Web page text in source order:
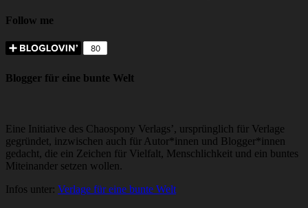
Follow me
Blogger für eine bunte Welt
Eine Initiative des Chaospony Verlags’, ursprünglich für Verlage
gegründet, inzwischen auch für Autor*innen und Blogger*innen
gedacht, die ein Zeichen für Vielfalt, Menschlichkeit und ein buntes
Miteinander setzen wollen.
Infos unter: Verlage für eine bunte Welt